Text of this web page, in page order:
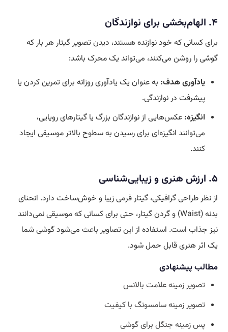
۴. الهام‌بخشی برای نوازندگان
برای کسانی که خود نوازنده هستند، دیدن تصویر گیتار هر بار که
گوشی را روشن می‌کنند، می‌تواند یک محرک باشد:
یادآوری هدف: به عنوان یک یادآوری روزانه برای تمرین کردن یا
پیشرفت در نوازندگی.
انگیزه: عکس‌هایی از نوازندگان بزرگ یا گیتارهای رویایی،
می‌توانند انگیزه‌ای برای رسیدن به سطوح بالاتر موسیقی ایجاد
کنند.
۵. ارزش هنری و زیبایی‌شناسی
از نظر طراحی گرافیکی، گیتار فرمی زیبا و خوش‌ساخت دارد. انحنای
بدنه (Waist) و گردن گیتار، حتی برای کسانی که موسیقی نمی‌دانند
نیز جذاب است. استفاده از این تصاویر باعث می‌شود گوشی شما
یک اثر هنری قابل حمل شود.
مطالب پیشنهادی
تصویر زمینه علامت بالانس
تصویر زمینه سامسونگ با کیفیت
پس زمینه جنگل برای گوشی